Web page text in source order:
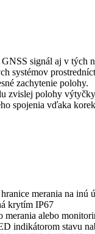
signál aj v tých
systémov
zachytenie polohy.
zvislej polohy
spojenia vďaka
merania na inú
krytím IP67
alebo
indikátorom stavu